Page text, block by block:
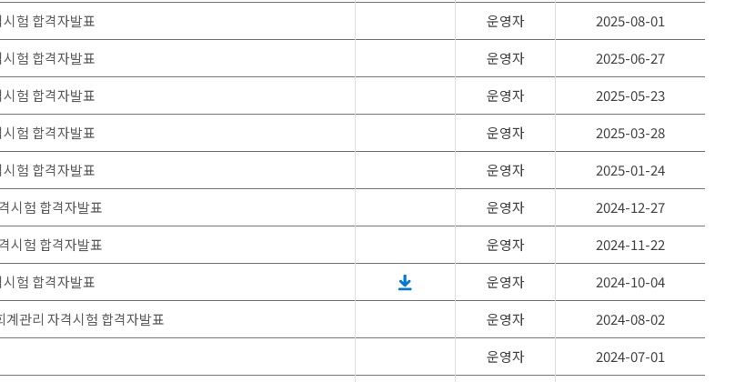
험 합격자발표 운영자
2025-08-01
험 합격자발표 운영자
2025-06-27
험 합격자발표 운영자
2025-05-23
험 합격자발표 운영자
2025-03-28
험 합격자발표 운영자
2025-01-24
시험 합격자발표 운영자
2024-12-27
시험 합격자발표 운영자
2024-11-22
험 합격자발표 운영자
2024-10-04
관리 자격시험 합격자발표 운영자
2024-08-02
운영자 2024-07-01